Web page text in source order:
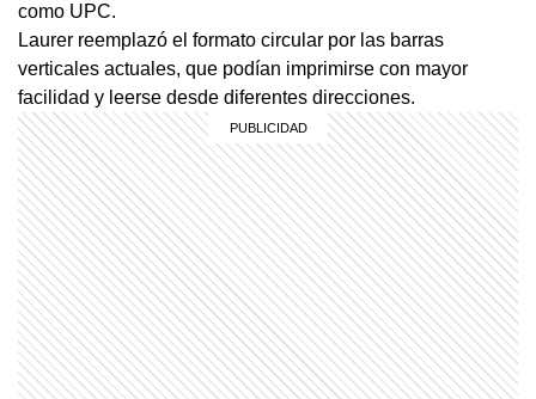
como UPC.
Laurer reemplazó el formato circular por las barras
verticales actuales, que podían imprimirse con mayor
facilidad y leerse desde diferentes direcciones.